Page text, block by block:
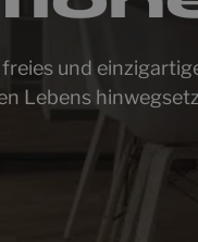
und
Lebens